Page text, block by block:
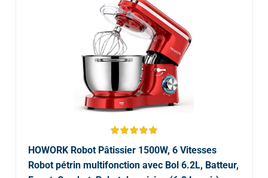
HOWORK Robot Pâtissier 1500W, 6 Vitesses
Robot pétrin multifonction avec Bol 6.2L, Batteur,